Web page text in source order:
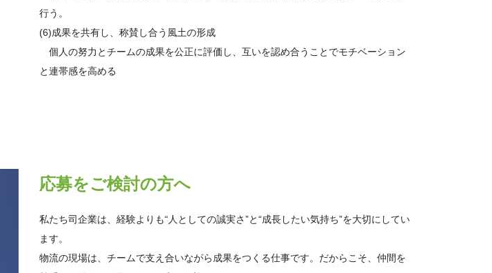
行う。
(6)成果を共有し、称賛し合う風土の形成
個人の努力とチームの成果を公正に評価し、互いを認め合うことでモチベーション
と連帯感を高める
応募をご検討の方へ
私たち司企業は、経験よりも“人としての誠実さ”と“成長したい気持ち”を大切にしてい
ます。
物流の現場は、チームで支え合いながら成果をつくる仕事です。だからこそ、仲間を